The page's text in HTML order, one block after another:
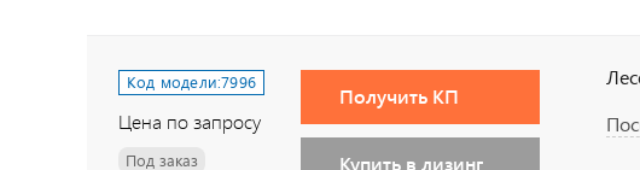
Код модели:7996
Цена по запросу
Под заказ
Получить КП
Купить в лизинг